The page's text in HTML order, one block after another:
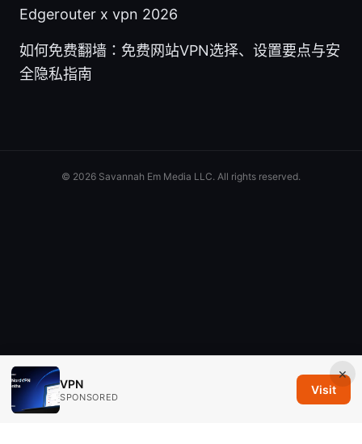
Edgerouter x vpn 2026
如何免费翻墙：免费网站VPN选择、设置要点与安
全隐私指南
×
VPN
SPONSORED
Visit
© 2026 Savannah Em Media LLC. All rights reserved.